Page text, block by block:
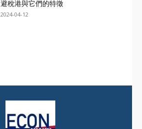
避稅港與它們的特徵
2024-04-12